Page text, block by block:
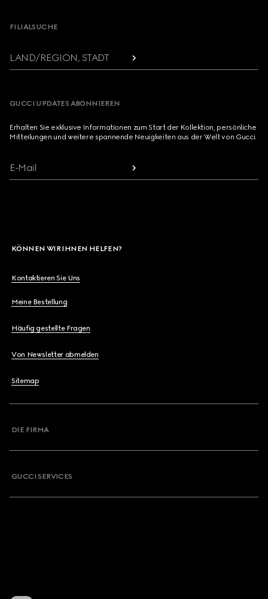
FILIALSUCHE
LAND/REGION, STADT
GUCCI UPDATES ABONNIEREN
Erhalten Sie exklusive Informationen zum Start der Kollektion, persönliche
Mitteilungen und weitere spannende Neuigkeiten aus der Welt von Gucci.
E-Mail
KÖNNEN WIR IHNEN HELFEN?
Kontaktieren Sie Uns
Meine Bestellung
Häufig gestellte Fragen
Von Newsletter abmelden
Sitemap
DIE FIRMA
GUCCI SERVICES